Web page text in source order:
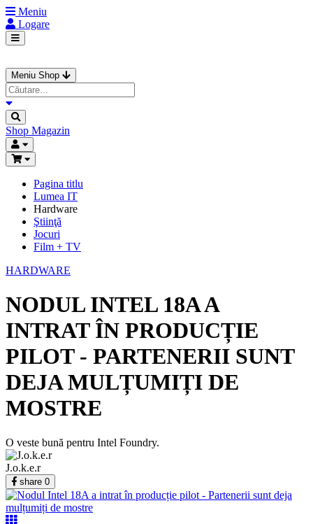
Meniu
Logare
Meniu Shop
Shop Magazin
Pagina titlu
Lumea IT
Hardware
Ştiinţă
Jocuri
Film + TV
HARDWARE
NODUL INTEL 18A A
INTRAT ÎN PRODUCȚIE
PILOT - PARTENERII SUNT
DEJA MULȚUMIȚI DE
MOSTRE
O veste bună pentru Intel Foundry.
J.o.k.e.r
share 0